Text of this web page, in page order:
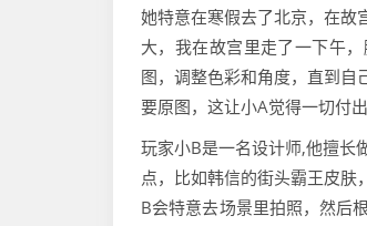
她特意在寒假去了北京，在故
大，我在故宫里走了一下午
图，调整色彩和角度，直到自
要原图，这让小A觉得一切付出
玩家小B是一名设计师,他擅长
点，比如韩信的街头霸王皮肤
B会特意去场景里拍照，然后